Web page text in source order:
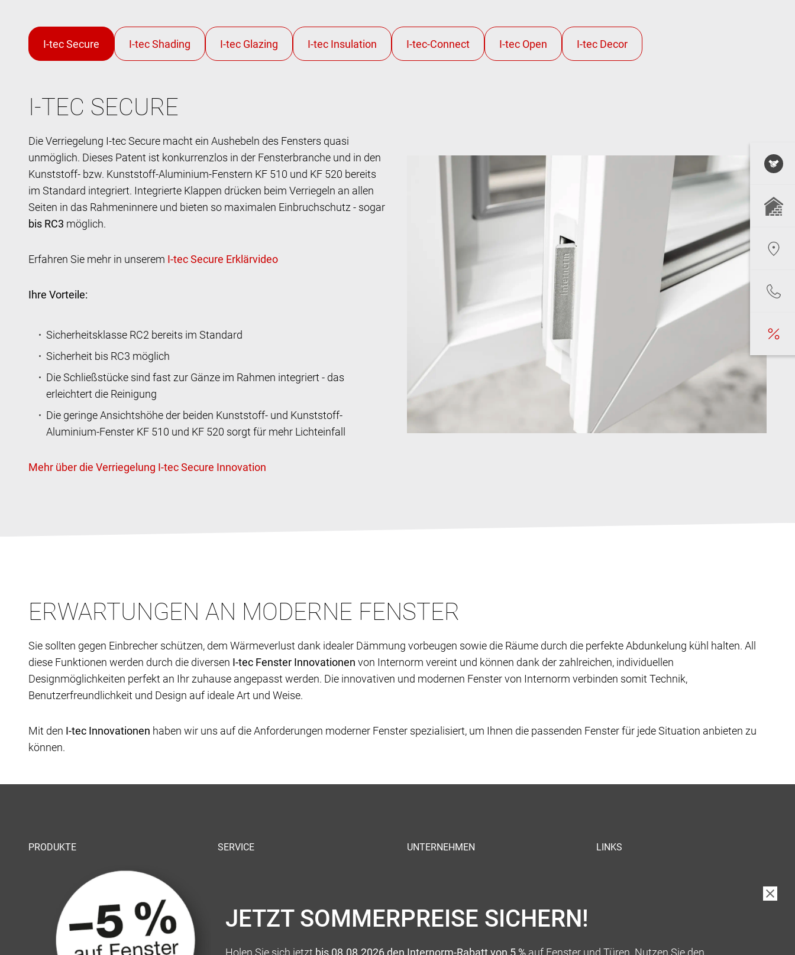
I-TEC SECURE
Die Verriegelung I-tec Secure macht ein Aushebeln des Fensters quasi
unmöglich. Dieses Patent ist konkurrenzlos in der Fensterbranche und in den
Kunststoff- bzw. Kunststoff-Aluminium-Fenstern KF 510 und KF 520 bereits
im Standard integriert. Integrierte Klappen drücken beim Verriegeln an allen
Seiten in das Rahmeninnere und bieten so maximalen Einbruchschutz - sogar
bis RC3 möglich.
Erfahren Sie mehr in unserem
Ihre Vorteile:
Sicherheitsklasse RC2 bereits im Standard
Sicherheit bis RC3 möglich
Die Schließstücke sind fast zur Gänze im Rahmen integriert - das
erleichtert die Reinigung
Die geringe Ansichtshöhe der beiden Kunststoff- und Kunststoff-
Aluminium-Fenster KF 510 und KF 520 sorgt für mehr Lichteinfall
ERWARTUNGEN AN MODERNE FENSTER
Sie sollten gegen Einbrecher schützen, dem Wärmeverlust dank idealer Dämmung vorbeugen sowie die Räume durch die perfekte Abdunkelung kühl halten. All
diese Funktionen werden durch die diversen I-tec Fenster Innovationen von Internorm vereint und können dank der zahlreichen, individuellen
Designmöglichkeiten perfekt an Ihr zuhause angepasst werden. Die innovativen und modernen Fenster von Internorm verbinden somit Technik,
Benutzerfreundlichkeit und Design auf ideale Art und Weise.
Mit den I-tec Innovationen haben wir uns auf die Anforderungen moderner Fenster spezialisiert, um Ihnen die passenden Fenster für jede Situation anbieten zu
können.
PRODUKTE SERVICE UNTERNEHMEN LINKS
JETZT SOMMERPREISE SICHERN!
Holen Sie sich jetzt bis 08.08.2026 den Internorm-Rabatt von 5 % auf Fenster und Türen. Nutzen Sie den